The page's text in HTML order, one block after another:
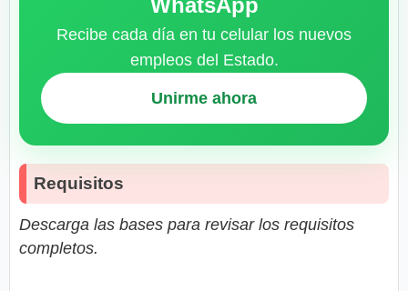
WhatsApp
Recibe cada día en tu celular los nuevos
empleos del Estado.
Unirme ahora
Requisitos
Descarga las bases para revisar los requisitos
completos.